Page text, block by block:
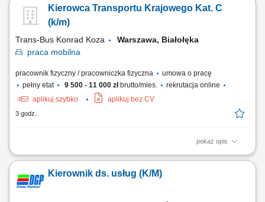
Kierowca Transportu Krajowego Kat. C
(k/m)
Trans-Bus Konrad Koza
Warszawa, Białołęka
praca mobilna
pracownik fizyczny / pracowniczka fizyczna
umowa o pracę
pełny etat
9 500 - 11 000 złbrutto/mies.
rekrutacja online
aplikuj szybko
aplikuj bez CV
3 godz.
pokaż opis
Realizacja tras krajowych pojazdem wyposażonym w zabudowę
punktów handlowych, magazynów, lokali gastronomicznych oraz
odbiorców biznesowych. Dbanie o właściwe rozmieszczenie i
Kierownik ds. usług (K/M)